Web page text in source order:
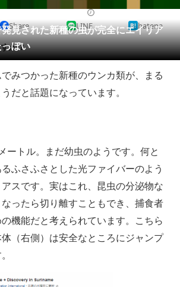
合ページ
イスの未来
て選べる
のヒント
る
詳説
ミュニティ
見された新種の虫が完全にエイリア
ぽい
Share LINE hatena
か？
みつかった新種のウンカ類が、まる
だと話題になっています。
ートル。まだ幼虫のようです。何と
ふさふさとした光ファイバーのよう
スです。実はこれ、昆虫の分泌物な
ったら切り離すこともでき、捕食者
機能だと考えられています。こちら
（右側）は安全なところにジャンプ